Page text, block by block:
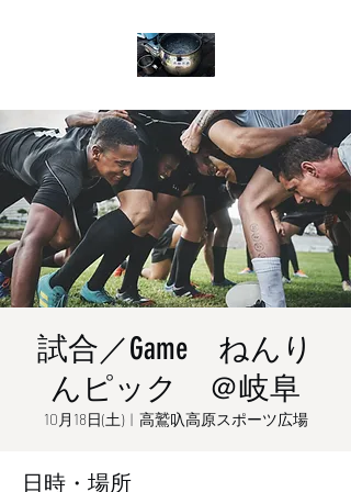
試合／Game ねんり
んピック ＠岐阜
10月18日(土)
  |
高鷲叺高原スポーツ広場
日時・場所